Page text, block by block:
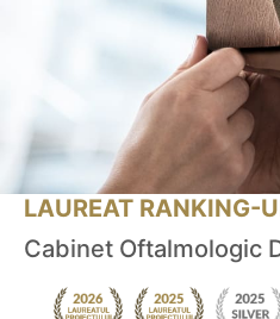
LAUREAT RANKING-
Cabinet Oftalmologic